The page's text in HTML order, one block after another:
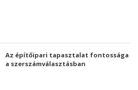
Az építőipari tapasztalat fontossága
a szerszámválasztásban